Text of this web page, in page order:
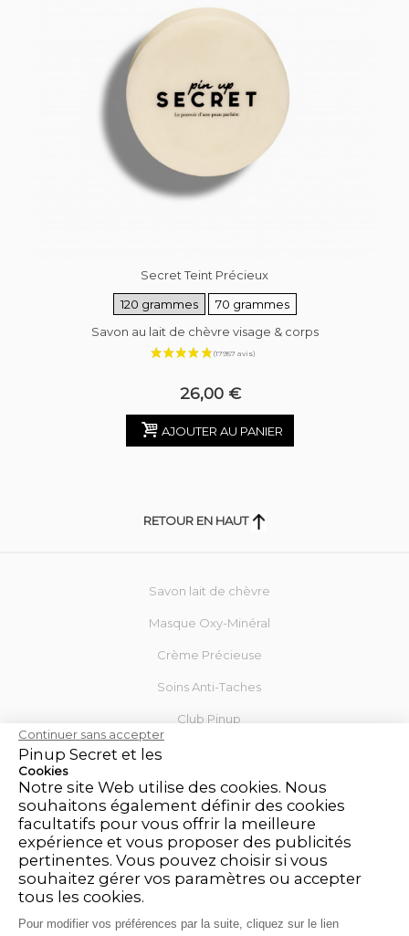
Continuer sans accepter
Pinup Secret et les
Cookies
Notre site Web utilise des cookies. Nous
souhaitons également définir des cookies
facultatifs pour vous offrir la meilleure
expérience et vous proposer des publicités
pertinentes. Vous pouvez choisir si vous
souhaitez gérer vos paramètres ou accepter
tous les cookies.
Pour modifier vos préférences par la suite, cliquez sur le lien
Secret Teint Précieux
120 grammes
70 grammes
Savon au lait de chèvre visage & corps
26,00 €
AJOUTER AU PANIER
RETOUR EN HAUT
Savon lait de chèvre
Masque Oxy-Minéral
Crème Précieuse
Soins Anti-Taches
Club Pinup
Mon Compte
Contactez-nous
Mentions légales
CGV
Politique de retour et de remboursement